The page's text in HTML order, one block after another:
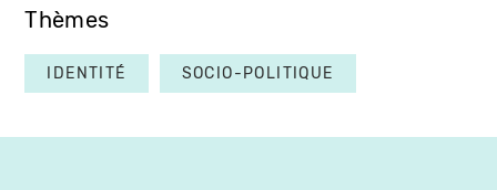
Thèmes
IDENTITÉ SOCIO-POLITIQUE